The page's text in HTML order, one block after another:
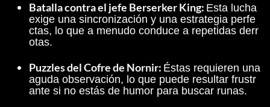
Batalla contra el jefe Berserker King: Esta lucha
exige una sincronización y una estrategia perfe
ctas, lo que a menudo conduce a repetidas derr
otas.
Puzzles del Cofre de Nornir: Éstas requieren una
aguda observación, lo que puede resultar frustr
ante si no estás de humor para buscar runas.